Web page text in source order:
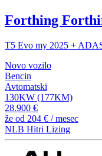
Forthing
T5 Evo my 2025 +
Novo vozilo
Bencin
Avtomatski
130KW (177KM)
28.900 €
že od 204 € / mesec
NLB Hitri Lizing